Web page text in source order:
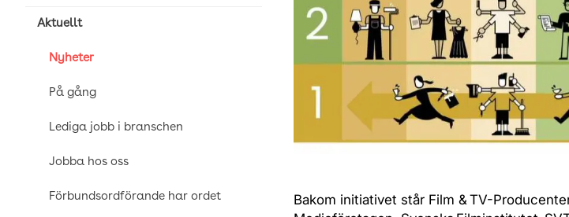
Aktuellt
Nyheter
På gång
Lediga jobb i branschen
Jobba hos oss
Förbundsordförande har ordet
Bakom initiativet står Film & TV-